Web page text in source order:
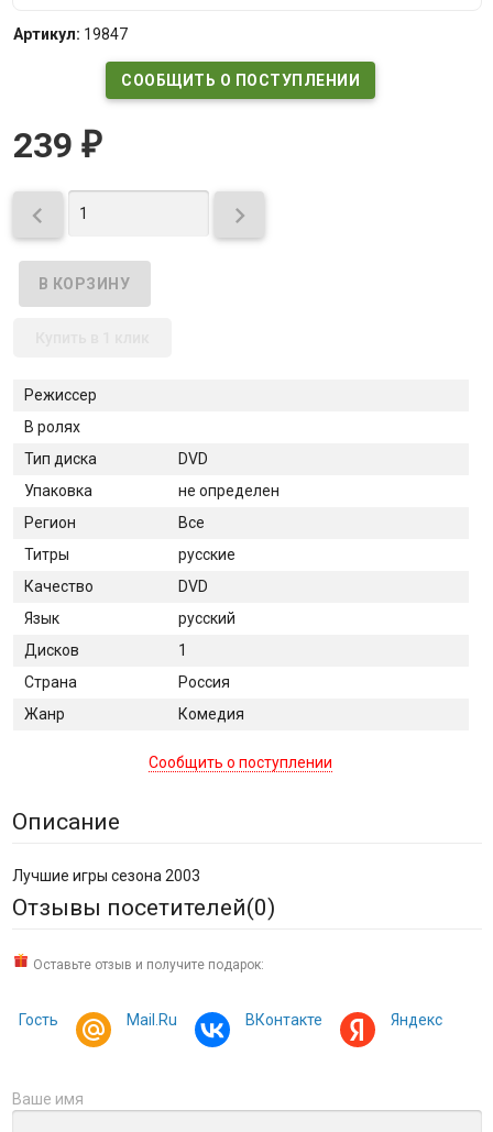
Артикул: 19847
СООБЩИТЬ О ПОСТУПЛЕНИИ
239 ₽
 
Режиссер
В ролях
Тип диска
DVD
Упаковка
не определен
Регион
Все
Титры
русские
Качество
DVD
Язык
русский
Дисков
1
Страна
Россия
Жанр
Комедия
Сообщить о поступлении
Описание
Лучшие игры сезона 2003
Отзывы посетителей(0)
Оставьте отзыв и получите подарок:
Гость Mail.Ru ВКонтакте Яндекс
Ваше имя